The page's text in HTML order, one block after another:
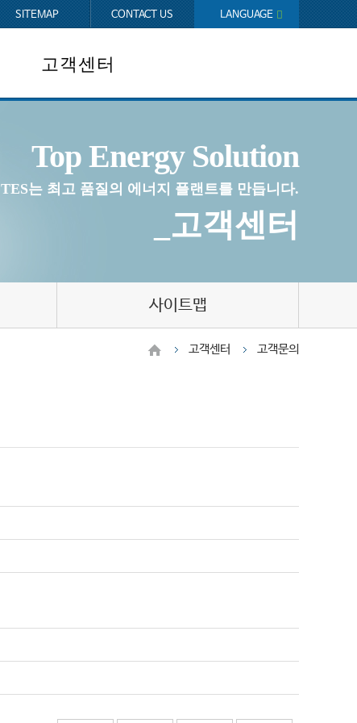
SITEMAP CONTACT US LANGUAGE
고객센터
고객문의
채용정보
사이트맵
Top Energy Solution
TES는 최고 품질의 에너지 플랜트를 만듭니다.
_고객센터
사이트맵
고객센터 고객문의